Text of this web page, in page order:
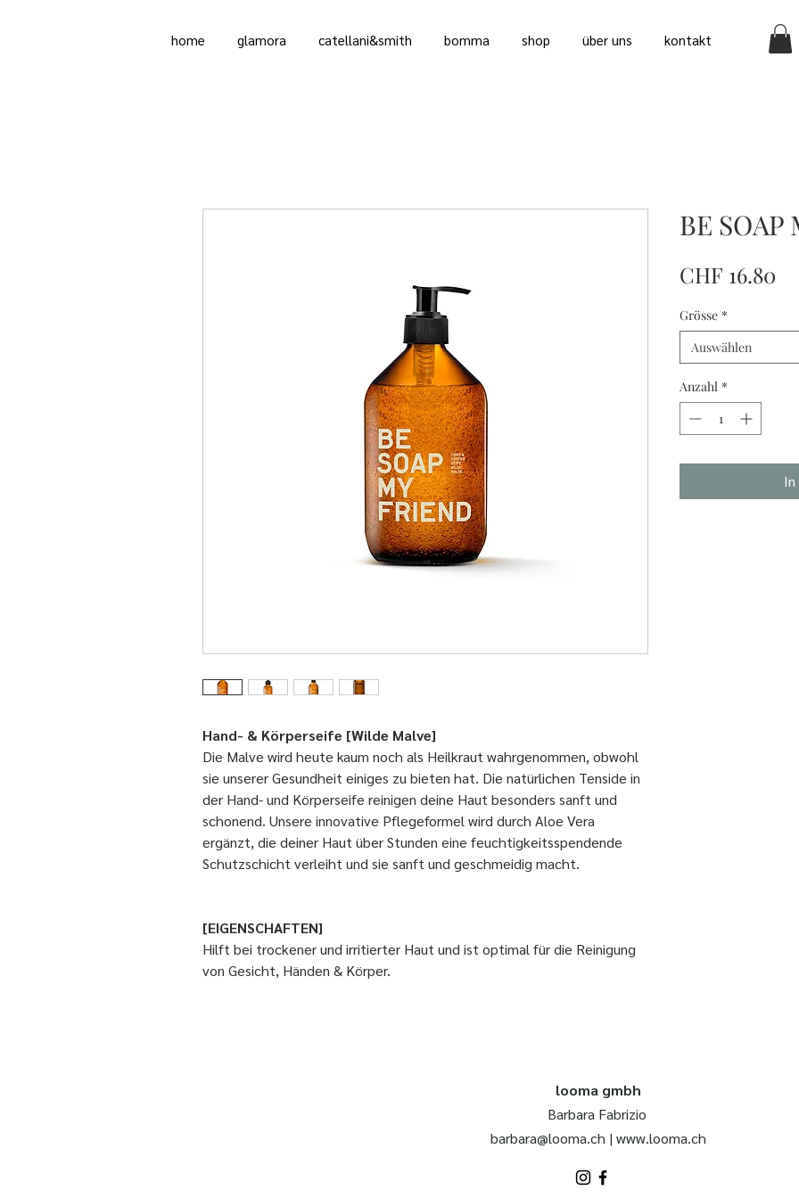
home glamora catellani&smith bomma shop über uns kontakt
Hand- & Körperseife [Wilde Malve]
Die Malve wird heute kaum noch als Heilkraut wahrgenommen, obwohl
sie unserer Gesundheit einiges zu bieten hat. Die natürlichen Tenside in
der Hand- und Körperseife reinigen deine Haut besonders sanft und
schonend. Unsere innovative Pflegeformel wird durch Aloe Vera
ergänzt, die deiner Haut über Stunden eine feuchtigkeitsspendende
Schutzschicht verleiht und sie sanft und geschmeidig macht.
[EIGENSCHAFTEN]
Hilft bei trockener und irritierter Haut und ist optimal für die Reinigung
von Gesicht, Händen & Körper.
BE SOAP
CHF 16.80
Grösse *
Auswählen
Anzahl *
In
looma gmbh
Barbara Fabrizio
barbara@looma.ch | www.looma.ch